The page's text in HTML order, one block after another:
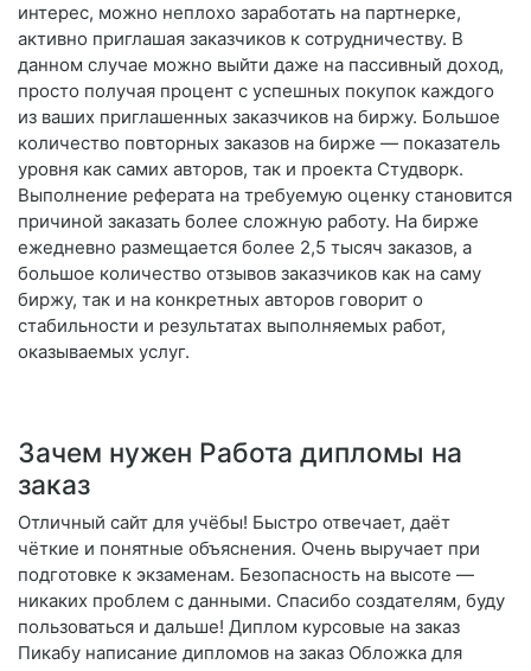
интерес, можно неплохо заработать на партнерке,
активно приглашая заказчиков к сотрудничеству. В
данном случае можно выйти даже на пассивный доход,
просто получая процент с успешных покупок каждого
из ваших приглашенных заказчиков на биржу. Большое
количество повторных заказов на бирже — показатель
уровня как самих авторов, так и проекта Студворк.
Выполнение реферата на требуемую оценку становится
причиной заказать более сложную работу. На бирже
ежедневно размещается более 2,5 тысяч заказов, а
большое количество отзывов заказчиков как на саму
биржу, так и на конкретных авторов говорит о
стабильности и результатах выполняемых работ,
оказываемых услуг.
Зачем нужен Работа дипломы на
заказ
Отличный сайт для учёбы! Быстро отвечает, даёт
чёткие и понятные объяснения. Очень выручает при
подготовке к экзаменам. Безопасность на высоте —
никаких проблем с данными. Спасибо создателям, буду
пользоваться и дальше! Диплом курсовые на заказ
Пикабу написание дипломов на заказ Обложка для